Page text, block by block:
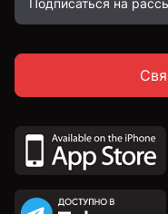
С полной резьбой
С неполной резьбой
DIN 912 с
цилиндрической
DIN 7991 c потайной